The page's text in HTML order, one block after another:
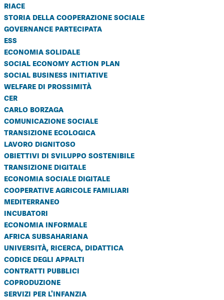
riace
storia della cooperazione sociale
governance partecipata
ess
economia solidale
social economy action plan
social business initiative
welfare di prossimità
cer
carlo borzaga
comunicazione sociale
transizione ecologica
lavoro dignitoso
obiettivi di sviluppo sostenibile
transizione digitale
economia sociale digitale
cooperative agricole familiari
mediterraneo
incubatori
economia informale
africa subsahariana
università, ricerca, didattica
codice degli appalti
contratti pubblici
coproduzione
servizi per l'infanzia